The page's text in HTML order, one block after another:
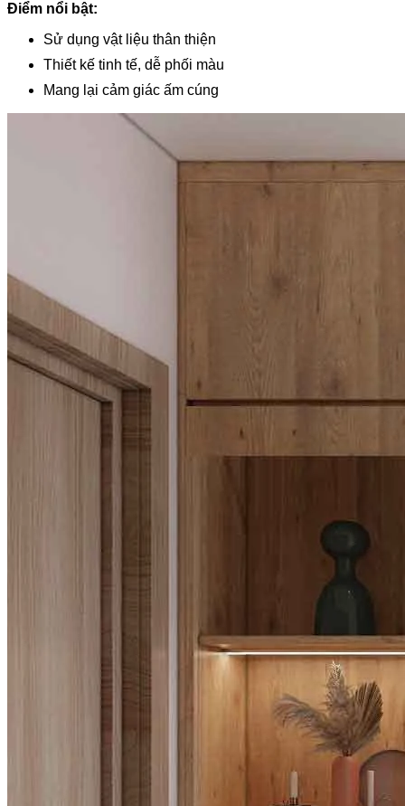
Điểm nổi bật:
Sử dụng vật liệu thân thiện
Thiết kế tinh tế, dễ phối màu
Mang lại cảm giác ấm cúng